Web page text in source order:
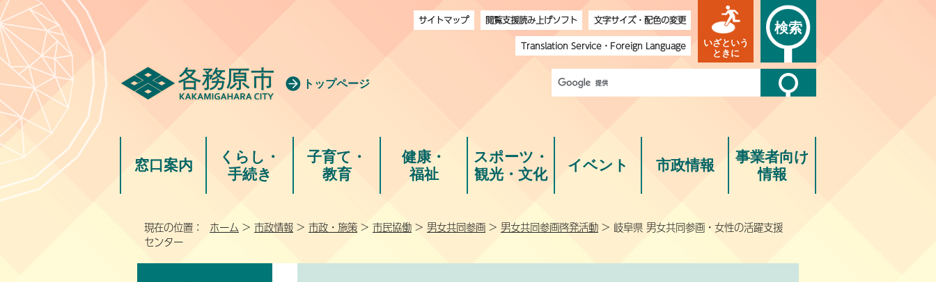
トップページ
サイトマップ 閲覧支援読み上げソフト
文字サイズ・配色の変更
Translation Service・ Foreign Language
いざという
ときに
検索
窓口案内
くらし・
手続き
子育て・
教育
健康・
福祉
スポーツ・
観光・文化
イベント 市政情報
事業者向け
情報
現在の位置： ホーム > 市政情報 > 市政・施策 > 市民協働 > 男女共同参画 > 男女共同参画啓発活動 > 岐阜県 男女共同参画・女性の活躍支援
センター